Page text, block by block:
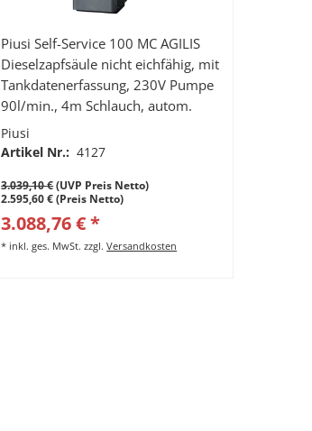
Piusi Self-Service 100 MC AGILIS
Dieselzapfsäule nicht eichfähig, mit
Tankdatenerfassung, 230V Pumpe
90l/min., 4m Schlauch, autom.
Zapfpitole
Piusi
Artikel Nr.: 4127
3.039,10 €(UVP Preis Netto)
2.595,60 € (Preis Netto)
3.088,76 € *
* inkl. ges. MwSt. zzgl.Versandkosten